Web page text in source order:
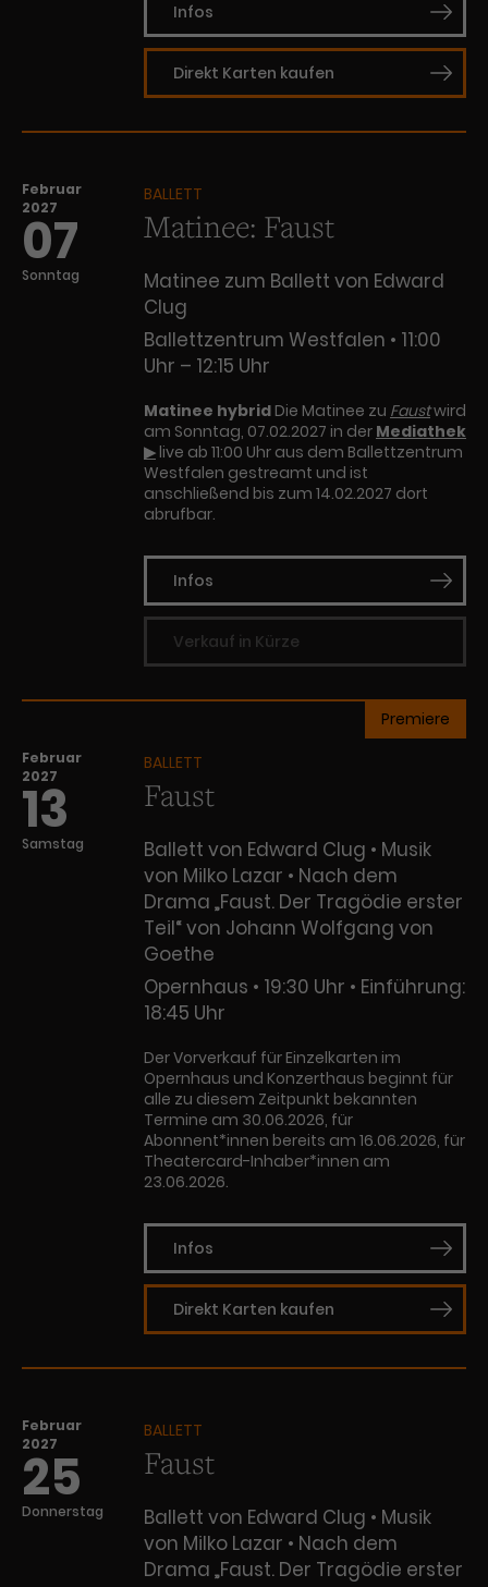
Infos
Direkt Karten kaufen
Februar
2027
07
Sonntag
BALLETT
Matinee: Faust
Matinee zum Ballett von Edward
Clug
Ballettzentrum Westfalen
11:00
Uhr – 12:15 Uhr
Matinee hybrid Die Matinee zu Faustwird
am Sonntag, 07.02.2027 in der Mediathek
▶ live ab 11:00 Uhr aus dem Ballettzentrum
Westfalen gestreamt und ist
anschließend bis zum 14.02.2027 dort
abrufbar.
Infos
Verkauf in Kürze
Februar
2027
13
Samstag
Premiere
BALLETT
Faust
Ballett von Edward Clug • Musik
von Milko Lazar • Nach dem
Drama „Faust. Der Tragödie erster
Teil“ von Johann Wolfgang von
Goethe
Opernhaus
19:30 Uhr
Einführung:
18:45 Uhr
Der Vorverkauf für Einzelkarten im
Opernhaus und Konzerthaus beginnt für
alle zu diesem Zeitpunkt bekannten
Termine am 30.06.2026, für
Abonnent*innen bereits am 16.06.2026, für
Theatercard-Inhaber*innen am
23.06.2026.
Infos
Direkt Karten kaufen
Februar
2027
25
Donnerstag
BALLETT
Faust
Ballett von Edward Clug • Musik
von Milko Lazar • Nach dem
Drama „Faust. Der Tragödie erster